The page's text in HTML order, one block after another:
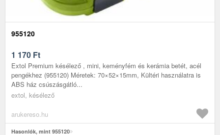
955120
1 170 Ft
Extol Premium késélező , mini, keményfém és kerámia betét, acél
pengékhez (955120) Méretek: 70×52×15mm, Kültéri használatra is
ABS ház csúszásgátló...
extol, késélező
arukereso.hu
Hasonlók, mint 955120